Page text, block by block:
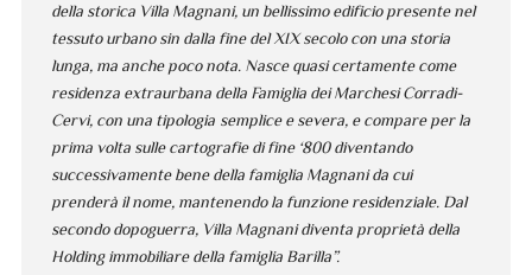
della storica Villa Magnani, un bellissimo edificio presente nel
tessuto urbano sin dalla fine del XIX secolo con una storia
lunga, ma anche poco nota. Nasce quasi certamente come
residenza extraurbana della Famiglia dei Marchesi Corradi-
Cervi, con una tipologia semplice e severa, e compare per la
prima volta sulle cartografie di fine ‘800 diventando
successivamente bene della famiglia Magnani da cui
prenderà il nome, mantenendo la funzione residenziale. Dal
secondo dopoguerra, Villa Magnani diventa proprietà della
Holding immobiliare della famiglia Barilla”.